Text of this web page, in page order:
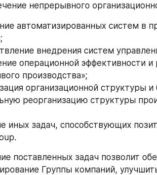
непрерывного
автоматизированных систем в
внедрения систем
операционной эффективности и
производства»;
организационной структуры
реорганизацию структуры
иных задач, способствующих
поставленных задач позволит
Группы компаний,